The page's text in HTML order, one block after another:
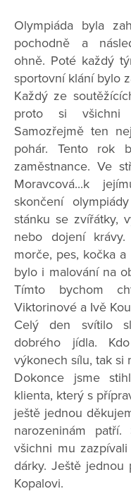
Olympiáda byla
pochodně a
ohně. Poté každý
sportovní klání bylo
Každý ze
proto si všichni
Samozřejmě ten
pohár. Tento rok
zaměstnance. Ve
Moravcová...k
skončení
stánku se zvířátky,
nebo dojení
morče, pes, kočka
bylo i malování na
Tímto bychom
Viktorinové a Ivě
Celý den svítilo
dobrého jídla.
výkonech sílu, tak si
Dokonce jsme
klienta, který s
ještě jednou
narozeninám
všichni mu
dárky. Ještě jednou
Kopalovi.